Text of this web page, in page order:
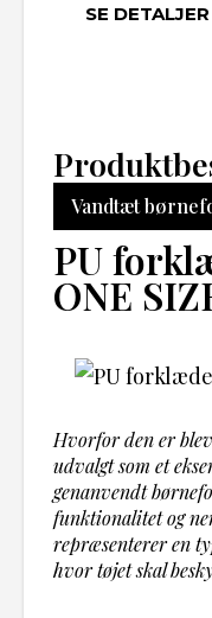
SE DETALJER
Vandtæt
PU
ONE
Hvorfor den er
udvalgt som et
genanvendt
funktionalitet og
repræsenterer en
hvor tøjet skal